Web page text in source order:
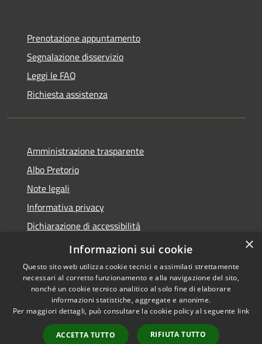
Prenotazione appuntamento
Segnalazione disservizio
Leggi le FAQ
Richiesta assistenza
Amministrazione trasparente
Albo Pretorio
Note legali
Informativa privacy
Dichiarazione di accessibilità
Obiettivi di accessibilità
Accessibilità
Copyright © 2026 • Comune di
San Giorgio Bigarello •
Powered byMunicipium
×
Informazioni sui cookie
Questo sito web utilizza cookie tecnici e assimilati strettamente
necessari al corretto funzionamento e alla navigazione del sito,
nonché un cookie tecnico analitico al solo fine di elaborare
informazioni statistiche, aggregate e anonime.
Per maggiori dettagli, può consultare la cookie policy al seguente link
ACCETTA TUTTO RIFIUTA TUTTO